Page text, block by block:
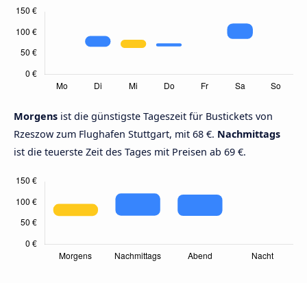
Morgens ist die günstigste Tageszeit für Bustickets von
Rzeszow zum Flughafen Stuttgart, mit 68 €. Nachmittags
ist die teuerste Zeit des Tages mit Preisen ab 69 €.